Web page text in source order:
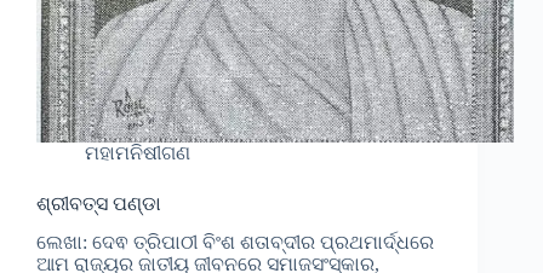
ମହାମନିଷୀଗଣ
ଶ୍ରୀବତ୍ସ ପଣ୍ଡା
ଲେଖା: ଦେଵ ତ୍ରିପାଠୀ ବିଂଶ ଶତାବ୍ଦୀର ପ୍ରଥମାର୍ଦ୍ଧରେ
ଆମ ରାଜ୍ୟର ଜାତୀୟ ଜୀବନରେ ସମାଜସଂସ୍କାର,